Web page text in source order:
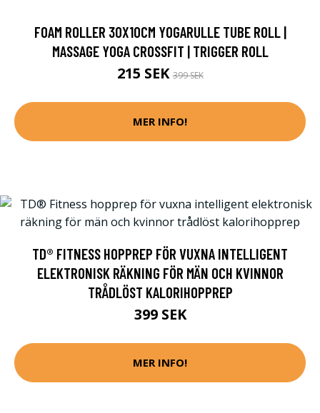
FOAM ROLLER 30X10CM YOGARULLE TUBE ROLL |
MASSAGE YOGA CROSSFIT | TRIGGER ROLL
215 SEK399 SEK
MER INFO!
TD® FITNESS HOPPREP FÖR VUXNA INTELLIGENT
ELEKTRONISK RÄKNING FÖR MÄN OCH KVINNOR
TRÅDLÖST KALORIHOPPREP
399 SEK
MER INFO!